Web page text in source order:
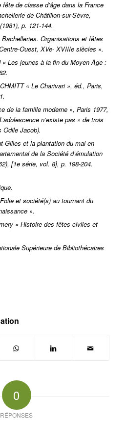
de classe d’âge dans la France
de Châtillon-sur-Sèvre,
p. 121-144.
Organisations et fêtes
Ouest, XVe- XVIIIe siècles ».
Les jeunes à la fin du Moyen Âge :
« Le Charivari », éd., Paris,
de la famille moderne », Paris 1977,
n’existe pas » de trois
Odile Jacob).
Gilles et la plantation du mai en
de la Société d’émulation
[1e série, vol. 8], p. 198-204.
et société(s) au tournant du
».
« Histoire des fêtes civiles et
Supérieure de Bibliothécaires
0
RÉPONSES